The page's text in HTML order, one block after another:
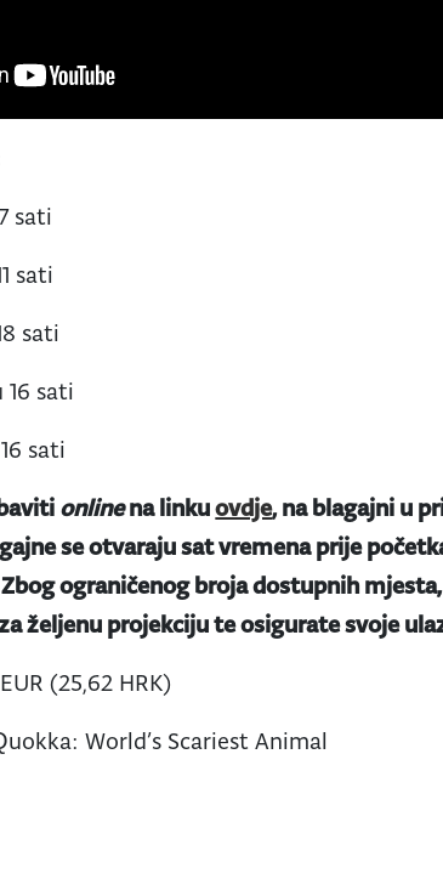
sati
sati
sati
16 sati
sati
onlinena linkuovdje, na blagajni u
se otvaraju sat vremena prije
ograničenog broja dostupnih
željenu projekciju te osigurate svoje
(25,62 HRK)
World’s Scariest Animal